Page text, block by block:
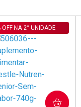
FAVORITOS
OFF NA 2° UNIDADE
COMPRAR